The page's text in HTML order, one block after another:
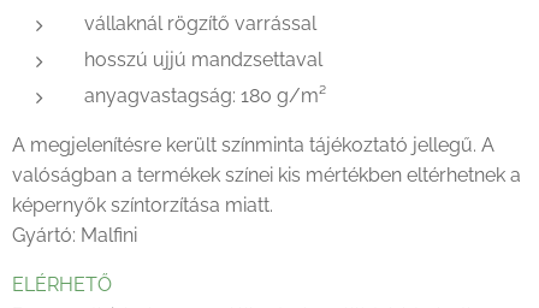
vállaknál rögzítő varrással
hosszú ujjú mandzsettaval
anyagvastagság: 180 g/m²
A megjelenítésre került színminta tájékoztató jellegű. A
valóságban a termékek színei kis mértékben eltérhetnek a
képernyők színtorzítása miatt.
Gyártó: Malfini
ELÉRHETŐ